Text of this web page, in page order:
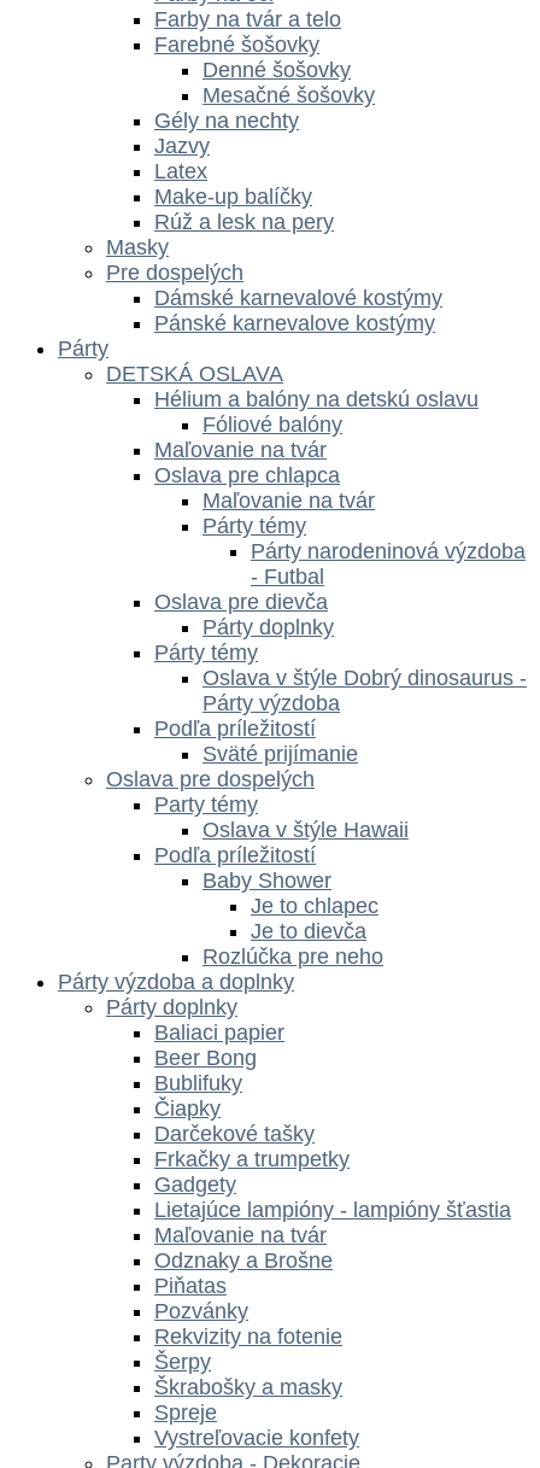
Farby na tvár a telo
Farebné šošovky
Denné šošovky
Mesačné šošovky
Gély na nechty
Jazvy
Latex
Make-up balíčky
Rúž a lesk na pery
Masky
Pre dospelých
Dámské karnevalové kostýmy
Pánské karnevalove kostýmy
Párty
DETSKÁ OSLAVA
Hélium a balóny na detskú oslavu
Fóliové balóny
Maľovanie na tvár
Oslava pre chlapca
Maľovanie na tvár
Párty témy
Párty narodeninová výzdoba
- Futbal
Oslava pre dievča
Párty doplnky
Párty témy
Oslava v štýle Dobrý dinosaurus -
Párty výzdoba
Podľa príležitostí
Sväté prijímanie
Oslava pre dospelých
Party témy
Oslava v štýle Hawaii
Podľa príležitostí
Baby Shower
Je to chlapec
Je to dievča
Rozlúčka pre neho
Párty výzdoba a doplnky
Párty doplnky
Baliaci papier
Beer Bong
Bublifuky
Čiapky
Darčekové tašky
Frkačky a trumpetky
Gadgety
Lietajúce lampióny - lampióny šťastia
Maľovanie na tvár
Odznaky a Brošne
Piňatas
Pozvánky
Rekvizity na fotenie
Šerpy
Škrabošky a masky
Spreje
Vystreľovacie konfety
Party výzdoba - Dekoracie